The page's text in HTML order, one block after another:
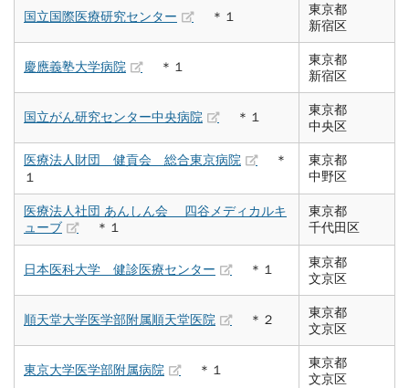
国立国際医療研究センター ＊１
東京都
新宿区
慶應義塾大学病院 ＊１
東京都
新宿区
国立がん研究センター中央病院 ＊１
東京都
中央区
医療法人財団 健貢会 総合東京病院
＊
１
東京都
中野区
医療法人社団 あんしん会 四谷メディカルキ
ューブ
＊１
東京都
千代田区
日本医科大学 健診医療センター ＊１
東京都
文京区
順天堂大学医学部附属順天堂医院 ＊２
東京都
文京区
東京大学医学部附属病院 ＊１
東京都
文京区